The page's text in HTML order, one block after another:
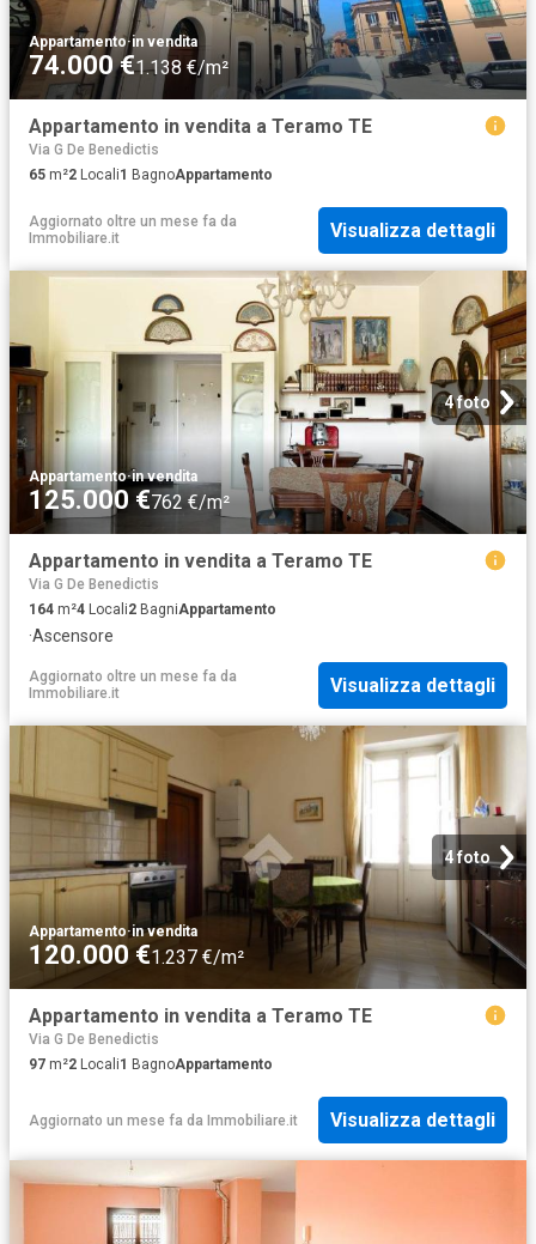
Appartamento·in vendita
74.000 €1.138 €/m²
Appartamento in vendita a Teramo TE
Via G De Benedictis
65 m²2 Locali1 BagnoAppartamento
Aggiornato oltre un mese fa da
Immobiliare.it
Visualizza dettagli
4 foto
Appartamento·in vendita
125.000 €762 €/m²
Appartamento in vendita a Teramo TE
Via G De Benedictis
164 m²4 Locali2 BagniAppartamento
·Ascensore
Aggiornato oltre un mese fa da
Immobiliare.it
Visualizza dettagli
4 foto
Appartamento·in vendita
120.000 €1.237 €/m²
Appartamento in vendita a Teramo TE
Via G De Benedictis
97 m²2 Locali1 BagnoAppartamento
Aggiornato un mese fa da Immobiliare.it Visualizza dettagli